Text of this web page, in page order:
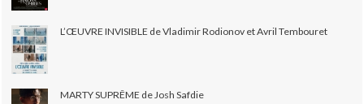
L’ŒUVRE INVISIBLE de Vladimir Rodionov et Avril Tembouret
MARTY SUPRÊME de Josh Safdie